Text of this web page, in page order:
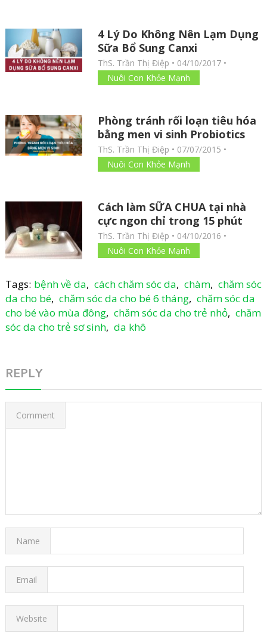
4 Lý Do Không Nên Lạm Dụng
Sữa Bổ Sung Canxi
ThS. Trần Thị Điệp • 04/10/2017•
Nuôi Con Khỏe Mạnh
Phòng tránh rối loạn tiêu hóa
bằng men vi sinh Probiotics
ThS. Trần Thị Điệp • 07/07/2015 •
Nuôi Con Khỏe Mạnh
Cách làm SỮA CHUA tại nhà
cực ngon chỉ trong 15 phút
ThS. Trần Thị Điệp • 04/10/2016 •
Nuôi Con Khỏe Mạnh
Tags: bệnh về da, cách chăm sóc da, chàm, chăm sóc
da cho bé, chăm sóc da cho bé 6 tháng, chăm sóc da
cho bé vào mùa đông, chăm sóc da cho trẻ nhỏ, chăm
sóc da cho trẻ sơ sinh, da khô
REPLY
Comment
Name
Email
Website